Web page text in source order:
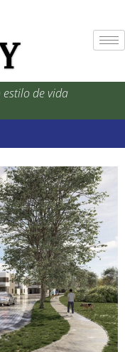
de vida